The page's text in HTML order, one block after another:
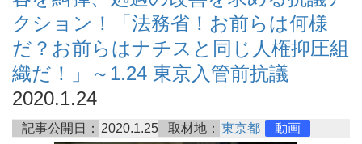
クション！「法務省！お前らは何様
だ？お前らはナチスと同じ人権抑圧組
織だ！」～1.24 東京入管前抗議
2020.1.24
記事公開日： 2020.1.25 取材地： 東京都 動画